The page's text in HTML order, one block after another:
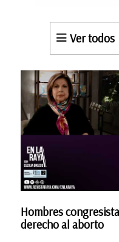
Ver todos
Hombres
derecho al aborto